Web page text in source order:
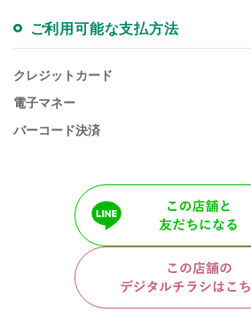
ご利用可能な支払方法
クレジットカード
電子マネー
バーコード決済